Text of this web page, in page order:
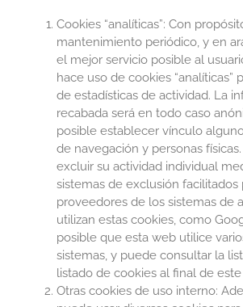
Cookies “analíticas”: Con
mantenimiento periódico, y en
el mejor servicio posible al
hace uso de cookies “analíticas”
de estadísticas de actividad. La
recabada será en todo caso
posible establecer vínculo
de navegación y personas
excluir su actividad individual
sistemas de exclusión facilitados
proveedores de los sistemas de
utilizan estas cookies, como
posible que esta web utilice
sistemas, y puede consultar la
listado de cookies al final de
Otras cookies de uso interno: